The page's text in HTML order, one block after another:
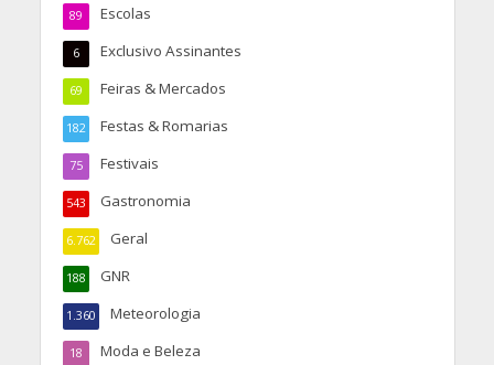
Escolas
89
Exclusivo Assinantes
6
Feiras & Mercados
69
Festas & Romarias
182
Festivais
75
Gastronomia
543
Geral
6.762
GNR
188
Meteorologia
1.360
Moda e Beleza
18